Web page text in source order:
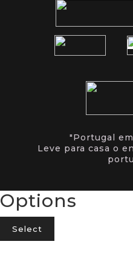
"Portugal
Leve para casa o
Options
Select